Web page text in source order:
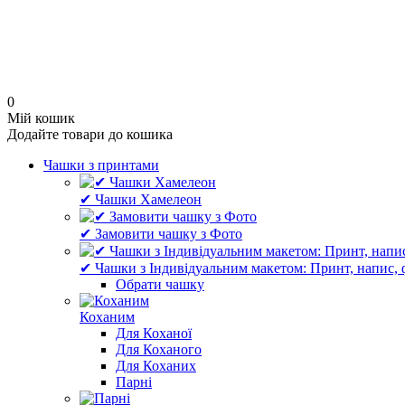
0
Мій кошик
Додайте товари до кошика
Чашки з принтами
✔ Чашки Хамелеон
✔ Замовити чашку з Фото
✔ Чашки з Індивідуальним макетом: Принт, напис,
Обрати чашку
Коханим
Для Коханої
Для Коханого
Для Коханих
Парні